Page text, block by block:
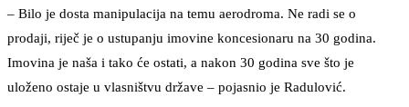
– Bilo je dosta manipulacija na temu aerodroma. Ne radi se o
prodaji, riječ je o ustupanju imovine koncesionaru na 30 godina.
Imovina je naša i tako će ostati, a nakon 30 godina sve što je
uloženo ostaje u vlasništvu države – pojasnio je Radulović.